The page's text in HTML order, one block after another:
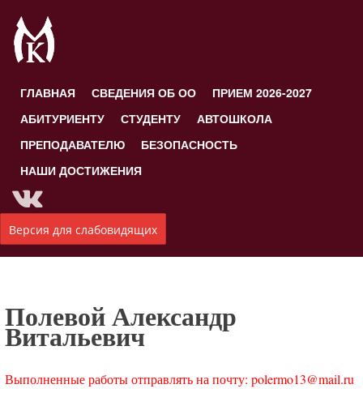
ГЛАВНАЯ СВЕДЕНИЯ ОБ ОО
ПРИЕМ 2026-2027
АБИТУРИЕНТУ
СТУДЕНТУ
АВТОШКОЛА
ПРЕПОДАВАТЕЛЮ
БЕЗОПАСНОСТЬ
НАШИ ДОСТИЖЕНИЯ
Версия для слабовидящих
Полевой Александр
Витальевич
Выполненные работы отправлять на почту: polermo13@mail.ru